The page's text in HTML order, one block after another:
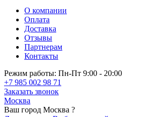
О компании
Оплата
Доставка
Отзывы
Партнерам
Контакты
Режим работы: Пн-Пт 9:00 - 20:00
+7 985 002 98 71
Заказать звонок
Москва
Ваш город Москва ?